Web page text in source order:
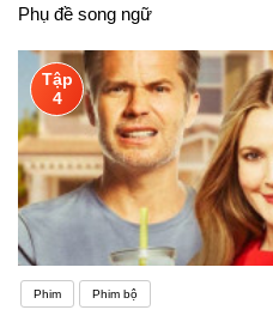
Phụ đề song ngữ
Tập
4
Phim Phim bộ